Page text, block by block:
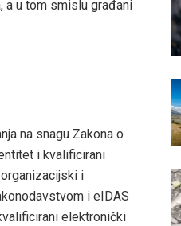
a u tom smislu građani
na snagu Zakona o
i kvalificirani
i
i eIDAS
elektronički